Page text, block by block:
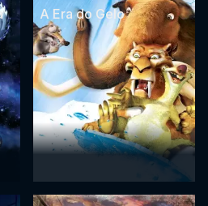
A Era do Gelo